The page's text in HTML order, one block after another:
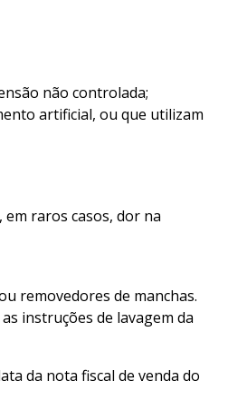
não controlada;
artificial, ou que utilizam
em raros casos, dor na
removedores de manchas.
instruções de lavagem da
da nota fiscal de venda do